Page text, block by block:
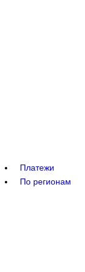
Платежи
По регионам